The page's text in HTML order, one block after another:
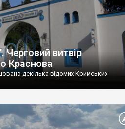
Черговий витвір
Краснова
декілька відомих Кримських